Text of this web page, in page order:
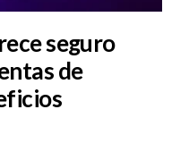
seguro
de